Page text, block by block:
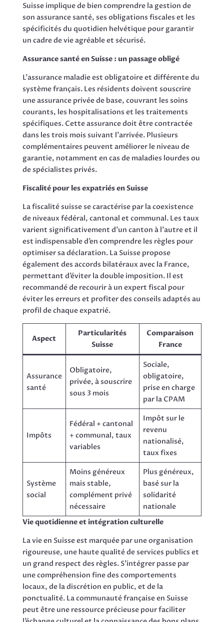
Suisse implique de bien comprendre la gestion de
son assurance santé, ses obligations fiscales et les
spécificités du quotidien helvétique pour garantir
un cadre de vie agréable et sécurisé.
Assurance santé en Suisse : un passage obligé
L’assurance maladie est obligatoire et différente du
système français. Les résidents doivent souscrire
une assurance privée de base, couvrant les soins
courants, les hospitalisations et les traitements
spécifiques. Cette assurance doit être contractée
dans les trois mois suivant l’arrivée. Plusieurs
complémentaires peuvent améliorer le niveau de
garantie, notamment en cas de maladies lourdes ou
de spécialistes privés.
Fiscalité pour les expatriés en Suisse
La fiscalité suisse se caractérise par la coexistence
de niveaux fédéral, cantonal et communal. Les taux
varient significativement d’un canton à l’autre et il
est indispensable d’en comprendre les règles pour
optimiser sa déclaration. La Suisse propose
également des accords bilatéraux avec la France,
permettant d’éviter la double imposition. Il est
recommandé de recourir à un expert fiscal pour
éviter les erreurs et profiter des conseils adaptés au
profil de chaque expatrié.
Aspect
Particularités
Suisse
Comparaison
France
Assurance
santé
Obligatoire,
privée, à souscrire
sous 3 mois
Sociale,
obligatoire,
prise en charge
par la CPAM
Impôts
Fédéral + cantonal
+ communal, taux
variables
Impôt sur le
revenu
nationalisé,
taux fixes
Système
social
Moins généreux
mais stable,
complément privé
nécessaire
Plus généreux,
basé sur la
solidarité
nationale
Vie quotidienne et intégration culturelle
La vie en Suisse est marquée par une organisation
rigoureuse, une haute qualité de services publics et
un grand respect des règles. S’intégrer passe par
une compréhension fine des comportements
locaux, de la discrétion en public, et de la
ponctualité. La communauté française en Suisse
peut être une ressource précieuse pour faciliter